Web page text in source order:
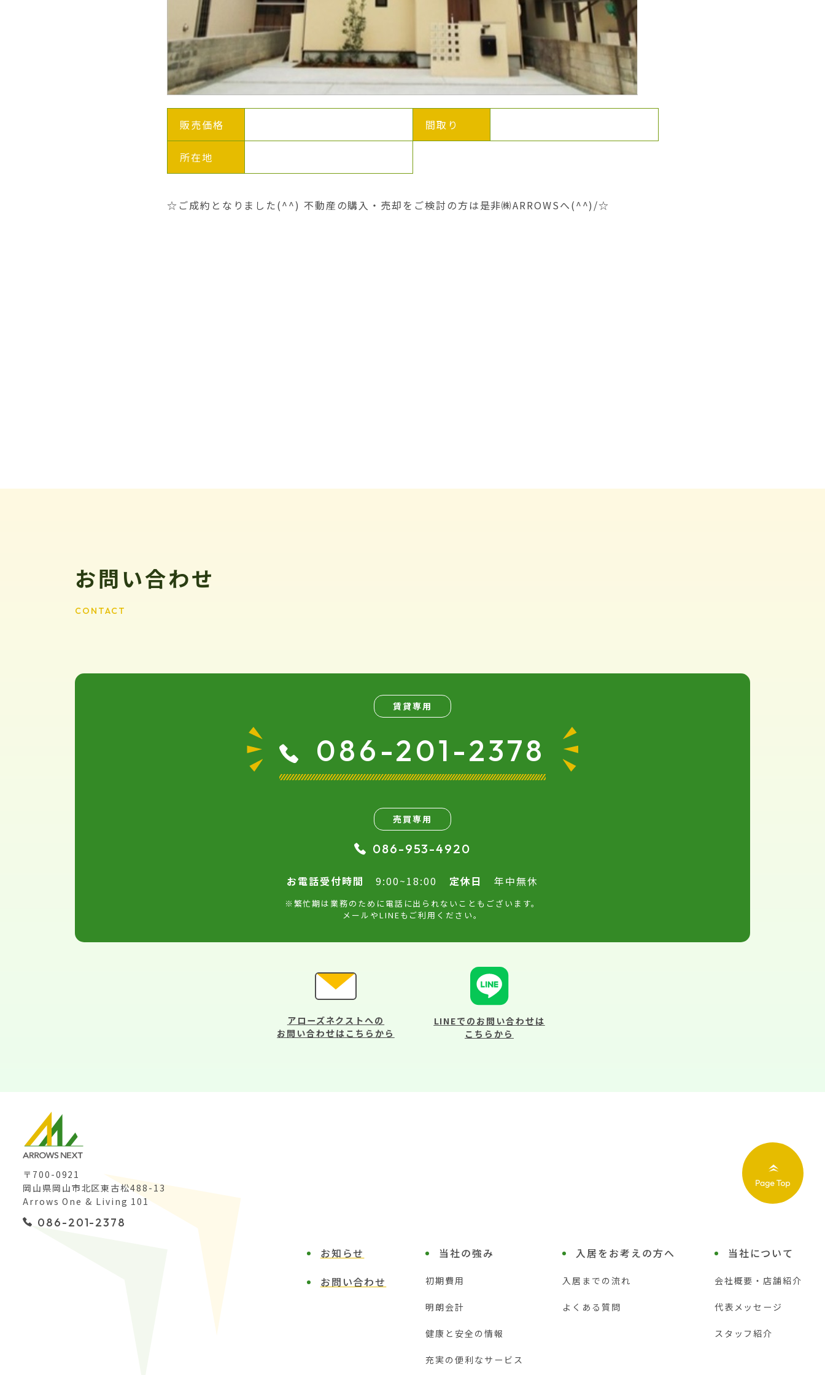
販売価格 間取り
所在地
☆ご成約となりました(^^) 不動産の購入・売却をご検討の方は是非㈱ARROWSへ(^^)/☆
お問い合わせ
CONTACT
賃貸専用
086-201-2378
売買専用
086-953-4920
お電話受付時間 9:00~18:00 定休日 年中無休
※繁忙期は業務のために電話に出られないこともございます。
メールやLINEもご利用ください。
アローズネクストへの
お問い合わせはこちらから
LINEでのお問い合わせは
こちらから
〒700-0921
岡山県岡山市北区東古松488-13
Arrows One & Living 101
086-201-2378
お知らせ
お問い合わせ
当社の強み
初期費用
明朗会計
健康と安全の情報
充実の便利なサービス
入居をお考えの方へ
入居までの流れ
よくある質問
当社について
会社概要・店舗紹介
代表メッセージ
スタッフ紹介